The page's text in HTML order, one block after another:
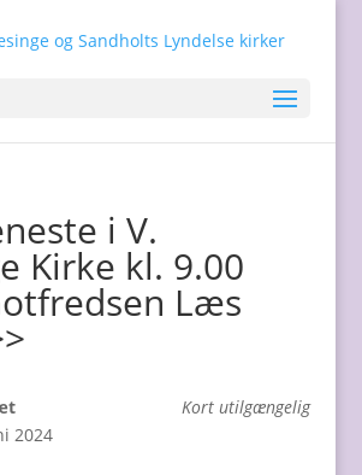
i V.
Kirke kl. 9.00
Læs
Kort utilgængelig
2024